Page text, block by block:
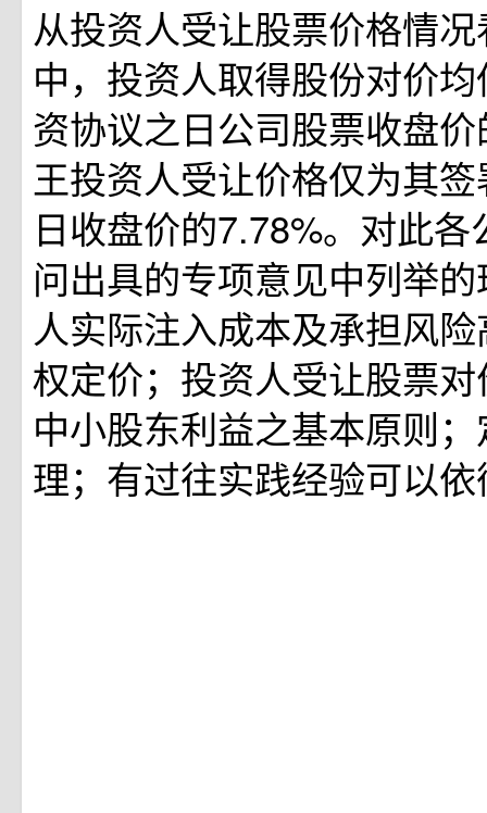
从投资人受让股票价格情
中，投资人取得股份对价
资协议之日公司股票收盘
王投资人受让价格仅为其
日收盘价的7.78%。对此
问出具的专项意见中列举
人实际注入成本及承担风
权定价；投资人受让股票
中小股东利益之基本原则
理；有过往实践经验可以